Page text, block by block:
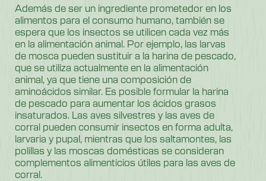
Además de ser un ingrediente prometedor en los
alimentos para el consumo humano, también se
espera que los insectos se utilicen cada vez más
en la alimentación animal. Por ejemplo, las larvas
de mosca pueden sustituir a la harina de pescado,
que se utiliza actualmente en la alimentación
animal, ya que tiene una composición de
aminoácidos similar. Es posible formular la harina
de pescado para aumentar los ácidos grasos
insaturados. Las aves silvestres y las aves de
corral pueden consumir insectos en forma adulta,
larvaria y pupal, mientras que los saltamontes, las
polillas y las moscas domésticas se consideran
complementos alimenticios útiles para las aves de
corral.